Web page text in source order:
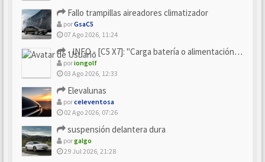
Fallo trampillas aireadores climatizador
porGsaC5
07 Ago 2026, 11:24
- INFO - [C5 X7]: "Carga batería o alimentación eléctri...
poriongolf
03 Ago 2026, 12:33
Elevalunas
porceleventosa
02 Ago 2026, 07:26
suspensión delantera dura
porgalgo
29 Jul 2026, 21:28